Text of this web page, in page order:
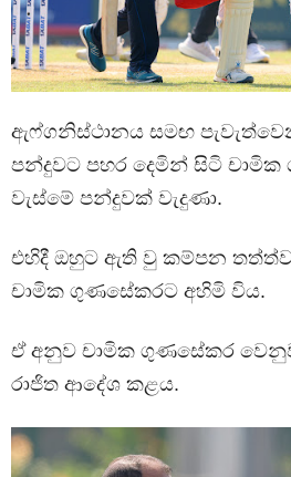
ඇෆ්ගනිස්ථානය සමඟ
පන්දුවට පහර දෙමින් සිටි
වැස්මේ පන්දුවක් වැදුණා.
එහිදී ඔහුට ඇති වු කම්පන
චාමික ගුණසේකරට අහිමි විය.
ඒ අනුව චාමික ගුණසේකර
රාජිත ආදේශ කළය.